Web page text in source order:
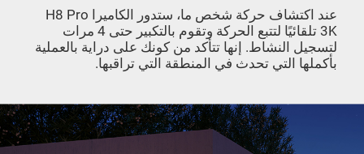
عند اكتشاف حركة شخص ما، ستدور الكاميرا H8 Pro
3K تلقائيًا لتتبع الحركة وتقوم بالتكبير حتى 4 مرات
لتسجيل النشاط. إنها تتأكد من كونك على دراية بالعملية
بأكملها التي تحدث في المنطقة التي تراقبها.